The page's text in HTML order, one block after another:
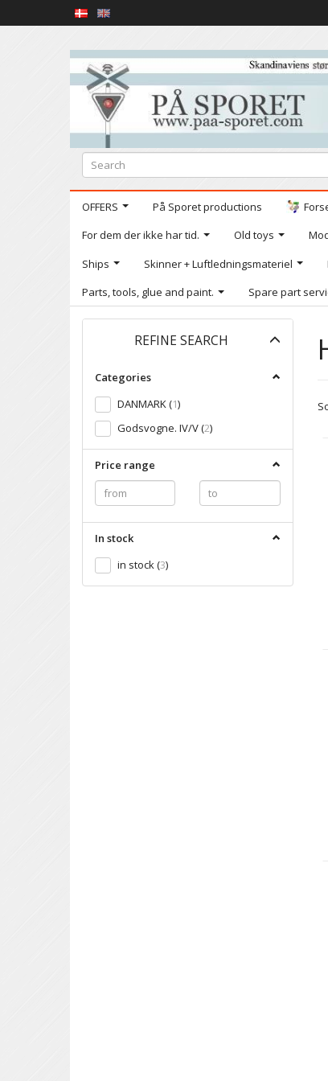
OFFERS På Sporet productions
For dem der ikke har tid.
Old toys
Ships
Skinner + Luftledningsmateriel
Parts, tools, glue and paint.
Spare part
REFINE SEARCH
Categories
DANMARK(1)
Godsvogne. IV/V(2)
Price range
In stock
in stock(3)